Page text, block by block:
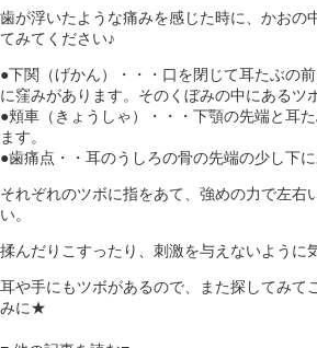
歯が浮いたような痛みを感じた時に、かおの
てみてください♪
●下関（げかん）・・・口を閉じて耳たぶの
に窪みがあります。そのくぼみの中にあるツ
●頬車（きょうしゃ）・・・下顎の先端と耳
ます。
●歯痛点・・耳のうしろの骨の先端の少し下に
それぞれのツボに指をあて、強めの力で左右
い。
揉んだりこすったり、刺激を与えないように
耳や手にもツボがあるので、また探してみて
みに★